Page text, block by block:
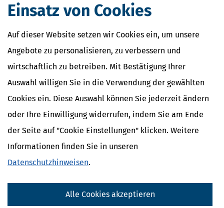
Einsatz von Cookies
Auf dieser Website setzen wir Cookies ein, um unsere
Angebote zu personalisieren, zu verbessern und
wirtschaftlich zu betreiben. Mit Bestätigung Ihrer
Auswahl willigen Sie in die Verwendung der gewählten
Cookies ein. Diese Auswahl können Sie jederzeit ändern
oder Ihre Einwilligung widerrufen, indem Sie am Ende
der Seite auf "Cookie Einstellungen" klicken. Weitere
Informationen finden Sie in unseren
Datenschutzhinweisen.
Alle Cookies akzeptieren
Kostenlose Steuertipps & News
Steuertipps Selbstständige
Geldtipps
von Steuertipps abonnieren. Die
Meine Einwilligung kann ich jederzeit durch
Abbestellung des Newsletters widerrufen.